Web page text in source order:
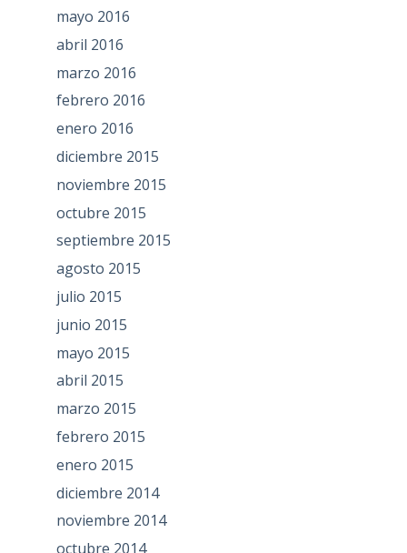
mayo 2016
abril 2016
marzo 2016
febrero 2016
enero 2016
diciembre 2015
noviembre 2015
octubre 2015
septiembre 2015
agosto 2015
julio 2015
junio 2015
mayo 2015
abril 2015
marzo 2015
febrero 2015
enero 2015
diciembre 2014
noviembre 2014
octubre 2014